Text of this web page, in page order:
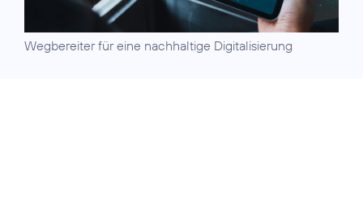
Wegbereiter für eine nachhaltige Digitalisierung